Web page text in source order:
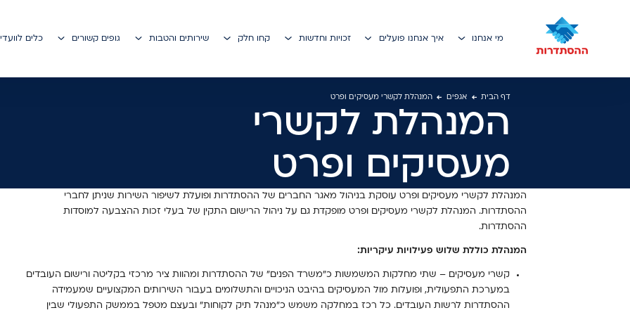
מי אנחנו איך אנחנו פועלים זכויות וחדשות קחו חלק שירותים והטבות גופים קשורים כלים
דף הבית אגפים המנהלת לקשרי מעסיקים ופרט
המנהלת לקשרי
מעסיקים ופרט
המנהלת לקשרי מעסיקים ופרט עוסקת בניהול מאגר החברים של ההסתדרות ופועלת לשיפור השירות שניתן לחברי
ההסתדרות. המנהלת לקשרי מעסיקים ופרט מופקדת גם על ניהול הרישום התקין של בעלי זכות ההצבעה למוסדות
ההסתדרות.
המנהלת כוללת שלוש פעילויות עיקריות:
קשרי מעסיקים – שתי מחלקות המשמשות כ"משרד הפנים" של ההסתדרות ומהוות ציר מרכזי בקליטה ורישום העובדים
במערכת התפעולית, ופועלות מול המעסיקים בהיבט הניכויים והתשלומים בעבור השירותים המקצועיים שמעמידה
ההסתדרות לרשות העובדים. כל רכז במחלקה משמש כ"מנהל תיק לקוחות" ובעצם מטפל בממשק התפעולי שבין